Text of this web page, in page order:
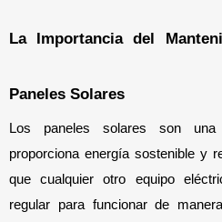
La Importancia del
Paneles Solares
Los paneles solares son una
proporciona energía sostenible y
que cualquier otro equipo
regular para funcionar de